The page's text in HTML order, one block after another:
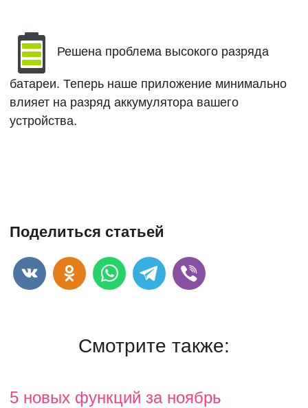
Решена проблема высокого разряда
батареи. Теперь наше приложение минимально
влияет на разряд аккумулятора вашего
устройства.
Поделиться статьей
Смотрите также:
5 новых функций за ноябрь